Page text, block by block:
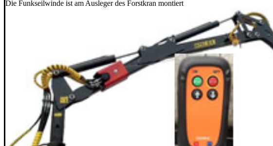
Die Funkseilwinde ist am Ausleger des Forstkran montiert